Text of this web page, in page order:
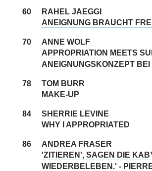
60
RAHEL JAEGGI
ANEIGNUNG BRAUCHT
70
ANNE WOLF
APPROPRIATION MEETS
ANEIGNUNGSKONZEPT
78
TOM BURR
MAKE-UP
84
SHERRIE LEVINE
WHY I APPROPRIATED
86
ANDREA FRASER
'ZITIEREN', SAGEN DIE
WIEDERBELEBEN.' -